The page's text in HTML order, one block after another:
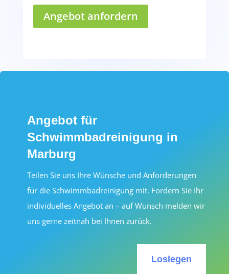
Angebot anfordern
Angebot für
Schwimmbadreinigung in
Marburg
Teilen Sie uns Ihre Wünsche und Anforderungen
für die Schwimmbadreinigung mit. Fordern Sie Ihr
individuelles Angebot an – auf Wunsch melden wir
uns gerne zeitnah bei Ihnen zurück.
Loslegen